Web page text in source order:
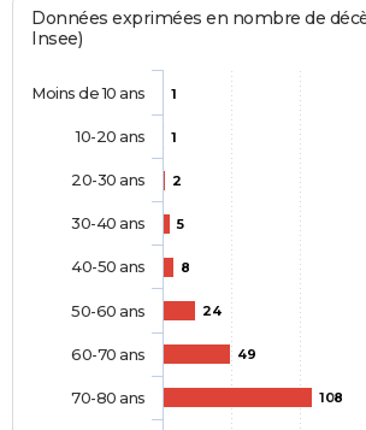
Données exprimées en nombre de
Insee)
1
1
2
5
8
24
49
108
Moins de 10 ans
10-20 ans
20-30 ans
30-40 ans
40-50 ans
50-60 ans
60-70 ans
70-80 ans